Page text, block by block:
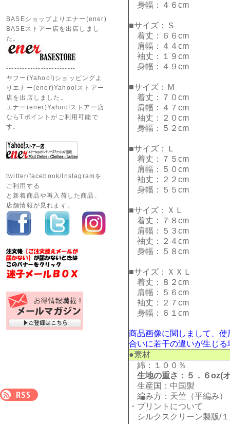
身幅：４６cm
■サイズ：Ｓ
着丈：６６cm
肩幅：４４cm
袖丈：１９cm
身幅：４９cm
■サイズ：Ｍ
着丈：７０cm
肩幅：４７cm
袖丈：２０cm
身幅：５２cm
■サイズ：Ｌ
着丈：７５cm
肩幅：５０cm
袖丈：２２cm
身幅：５５cm
■サイズ：ＸＬ
着丈：７８cm
肩幅：５３cm
袖丈：２４cm
身幅：５８cm
■サイズ：ＸＸＬ
着丈：８２cm
肩幅：５６cm
袖丈：２７cm
身幅：６１cm
商品画像に関しまして、
合いに若干の違いが生じ
●素材
綿：１００％
生地の重さ：５．６oz(
生産国：中国製
編み方：天竺（平編み）
・プリントについて
シルクスクリーン製版/
BASEショップよりエナー(ener)
BASEストアー店を出店しまし
た。
--------------------------
ヤフー(Yahoo!)ショッピングよ
りエナー(ener)Yahoo!ストアー
店を出店しました。
エナー(ener)Yahoo!ストアー店
ならTポイントがご利用可能で
す。
twitter/facebook/Instagramを
ご利用する
と新着商品や再入荷した商品、
店舗情報が見れます。